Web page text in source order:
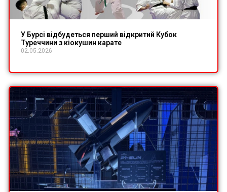
У Бурсі відбудеться перший відкритий Кубок
Туреччини з кіокушин карате
02.05.2026